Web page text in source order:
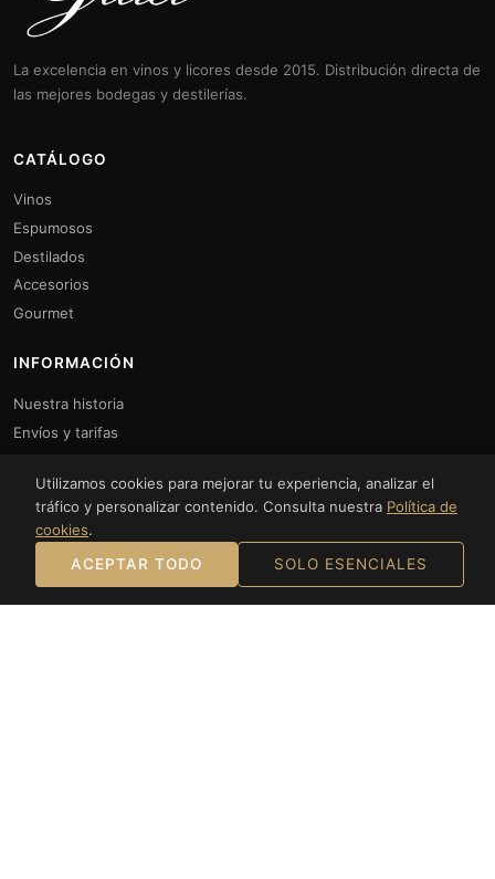
La excelencia en vinos y licores desde 2015. Distribución directa de
las mejores bodegas y destilerías.
CATÁLOGO
Vinos
Espumosos
Destilados
Accesorios
Gourmet
INFORMACIÓN
Nuestra historia
Envíos y tarifas
Política de privacidad
Política de cookies
Aviso legal
Utilizamos cookies para mejorar tu experiencia, analizar el
tráfico y personalizar contenido. Consulta nuestra Política de
cookies.
ACEPTAR TODO
SOLO ESENCIALES